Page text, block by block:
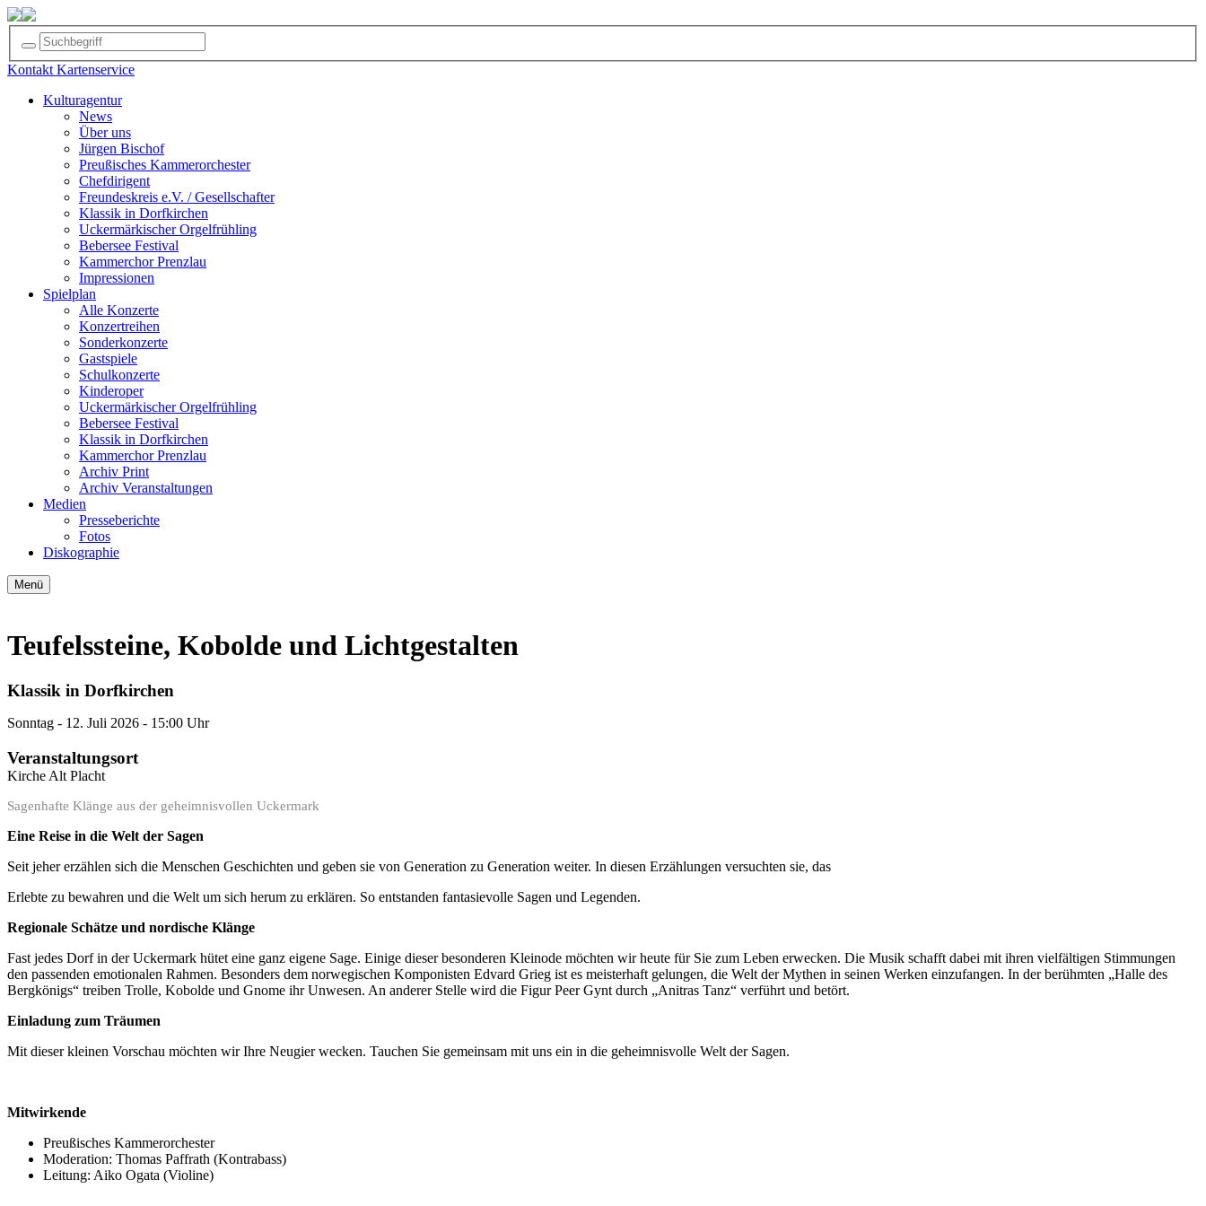
Kontakt Kartenservice
Kulturagentur
News
Über uns
Jürgen Bischof
Preußisches Kammerorchester
Chefdirigent
Freundeskreis e.V. / Gesellschafter
Klassik in Dorfkirchen
Uckermärkischer Orgelfrühling
Bebersee Festival
Kammerchor Prenzlau
Impressionen
Spielplan
Alle Konzerte
Konzertreihen
Sonderkonzerte
Gastspiele
Schulkonzerte
Kinderoper
Uckermärkischer Orgelfrühling
Bebersee Festival
Klassik in Dorfkirchen
Kammerchor Prenzlau
Archiv Print
Archiv Veranstaltungen
Medien
Presseberichte
Fotos
Diskographie
Menü
Teufelssteine, Kobolde und Lichtgestalten
Klassik in Dorfkirchen
Sonntag - 12. Juli 2026 - 15:00 Uhr
Veranstaltungsort
Kirche Alt Placht
Sagenhafte Klänge aus der geheimnisvollen Uckermark
Eine Reise in die Welt der Sagen
Seit jeher erzählen sich die Menschen Geschichten und geben sie von Generation zu Generation weiter. In diesen Erzählungen versuchten sie, das
Erlebte zu bewahren und die Welt um sich herum zu erklären. So entstanden fantasievolle Sagen und Legenden.
Regionale Schätze und nordische Klänge
Fast jedes Dorf in der Uckermark hütet eine ganz eigene Sage. Einige dieser besonderen Kleinode möchten wir heute für Sie zum Leben erwecken. Die Musik schafft dabei mit ihren vielfältigen Stimmungen
den passenden emotionalen Rahmen. Besonders dem norwegischen Komponisten Edvard Grieg ist es meisterhaft gelungen, die Welt der Mythen in seinen Werken einzufangen. In der berühmten „Halle des
Bergkönigs“ treiben Trolle, Kobolde und Gnome ihr Unwesen. An anderer Stelle wird die Figur Peer Gynt durch „Anitras Tanz“ verführt und betört.
Einladung zum Träumen
Mit dieser kleinen Vorschau möchten wir Ihre Neugier wecken. Tauchen Sie gemeinsam mit uns ein in die geheimnisvolle Welt der Sagen.
Mitwirkende
Preußisches Kammerorchester
Moderation: Thomas Paffrath (Kontrabass)
Leitung: Aiko Ogata (Violine)